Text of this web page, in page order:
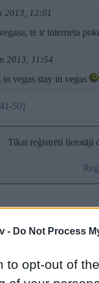
- Do Not Process
to opt-out of
2013, 12:01
te ir interneta
2013, 11:54
in vegas stay in vegas
50]
Tikai reģistrēti lietotāji
nav saistīts ar
Galvena|